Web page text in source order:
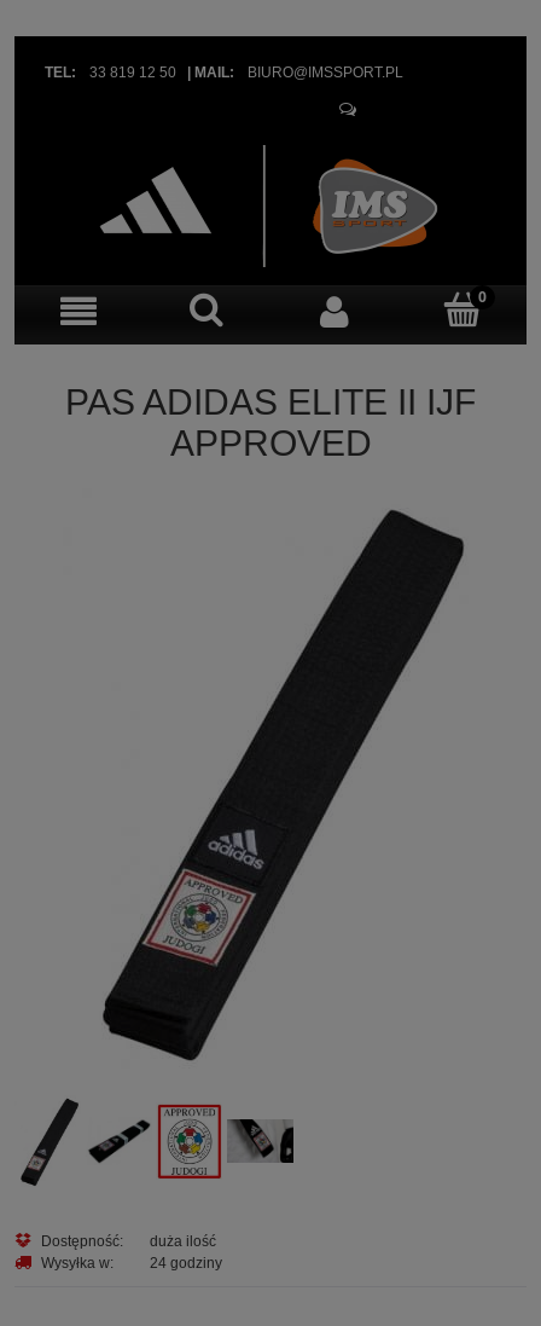
TEL: 33 819 12 50 MAIL: BIURO@IMSSPORT.PL
PAS ADIDAS ELITE II IJF
APPROVED
Dostępność:
duża ilość
Wysyłka w:
24 godziny